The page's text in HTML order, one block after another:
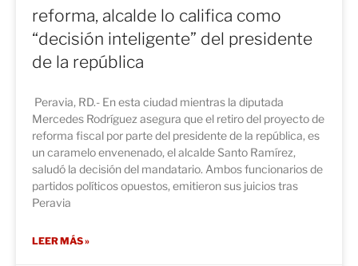
reforma, alcalde lo califica como
“decisión inteligente” del presidente
de la república
Peravia, RD.- En esta ciudad mientras la diputada
Mercedes Rodríguez asegura que el retiro del proyecto de
reforma fiscal por parte del presidente de la república, es
un caramelo envenenado, el alcalde Santo Ramírez,
saludó la decisión del mandatario. Ambos funcionarios de
partidos políticos opuestos, emitieron sus juicios tras
Peravia
LEER MÁS »